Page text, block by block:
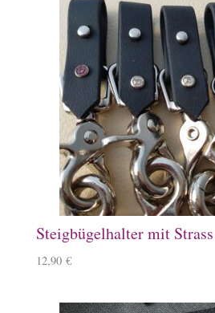
Steigbügelhalter mit Strass
12,90 €